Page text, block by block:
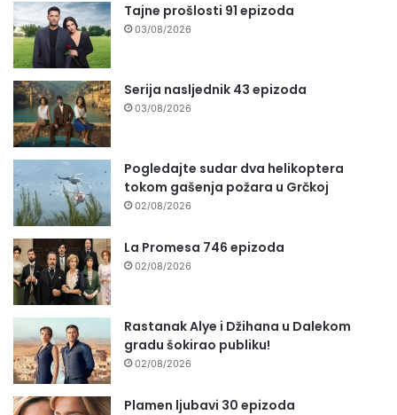
Tajne prošlosti 91 epizoda
03/08/2026
Serija nasljednik 43 epizoda
03/08/2026
Pogledajte sudar dva helikoptera
tokom gašenja požara u Grčkoj
02/08/2026
La Promesa 746 epizoda
02/08/2026
Rastanak Alye i Džihana u Dalekom
gradu šokirao publiku!
02/08/2026
Plamen ljubavi 30 epizoda